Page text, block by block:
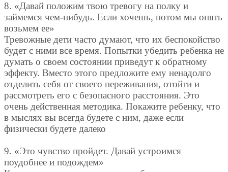
8. «Давай положим твою тревогу на полку и
займемся чем-нибудь. Если хочешь, потом мы опять
возьмем ее»
Тревожные дети часто думают, что их беспокойство
будет с ними все время. Попытки убедить ребенка не
думать о своем состоянии приведут к обратному
эффекту. Вместо этого предложите ему ненадолго
отделить себя от своего переживания, отойти и
рассмотреть его с безопасного расстояния. Это
очень действенная методика. Покажите ребенку, что
в мыслях вы всегда будете с ним, даже если
физически будете далеко
9. «Это чувство пройдет. Давай устроимся
поудобнее и подождем»